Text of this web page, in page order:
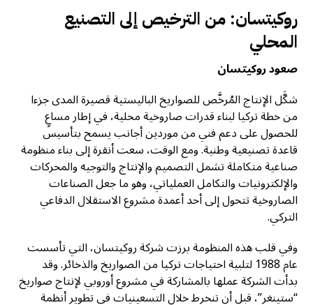
روكيتسان: من الترخيص إلى التصنيع
المحلي
صعود روكيتسان
شكَّل الإنتاج المُرخَّص للصواريخ الباليستية قصيرة المدى جزءا
من خطة تركيا لبناء قدرات صاروخية محلية، في إطار مساعٍ
للحصول على دعم فني من موردين أجانب يسمح بتأسيس
قاعدة تصنيعية وطنية. ومع الوقت، سعت أنقرة إلى بناء منظومة
صناعية متكاملة تشمل التصميم والإنتاج والتوجيه والمحركات
والإلكترونيات والتكامل العملياتي، وهو ما جعل الصناعات
الصاروخية تتحول إلى أحد أعمدة مشروع الاستقلال الدفاعي
التركي.
وفي قلب هذه المنظومة برزت شركة روكيتسان، التي تأسست
عام 1988 لتلبية احتياجات تركيا من الصواريخ والذخائر. وقد
بدأت الشركة عملها بالمشاركة في مشروع أوروبي لإنتاج صواريخ
“ستينغر”، قبل أن تنخرط خلال التسعينيات في تطوير أنظمة